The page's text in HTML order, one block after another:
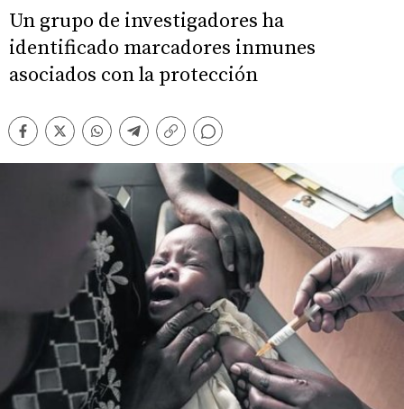
Un grupo de investigadores ha
identificado marcadores inmunes
asociados con la protección
Facebook
TwitterWhatsappTelegram
Copiar
Comentarios